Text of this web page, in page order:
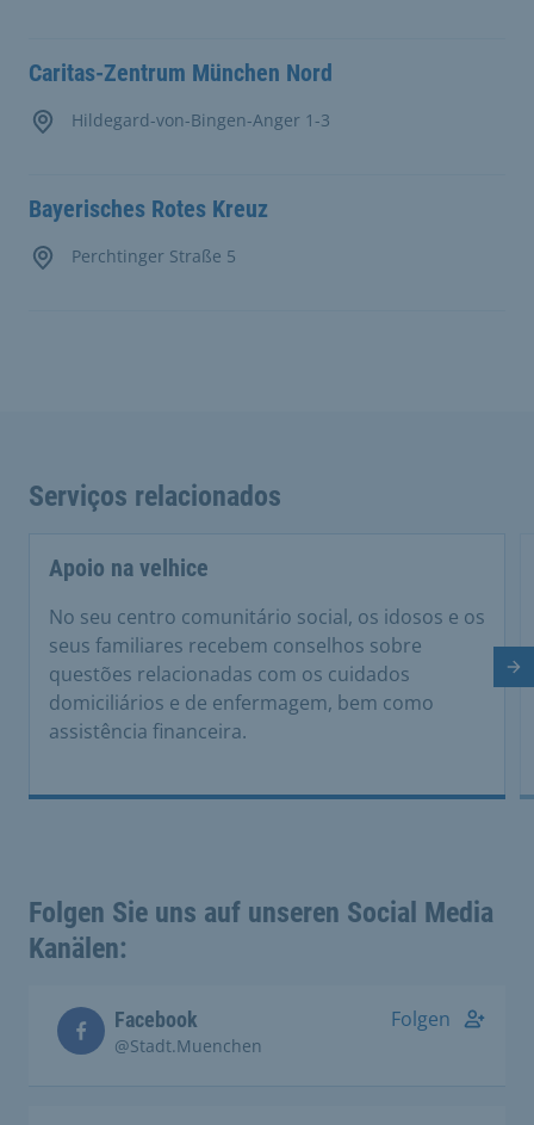
Caritas-Zentrum München Nord
Hildegard-von-Bingen-Anger 1-3
Bayerisches Rotes Kreuz
Perchtinger Straße 5
Serviços relacionados
Apoio na velhice
No seu centro comunitário social, os idosos e os
seus familiares recebem conselhos sobre
questões relacionadas com os cuidados
domiciliários e de enfermagem, bem como
assistência financeira.
Folgen Sie uns auf unseren Social Media
Kanälen:
Facebook
@Stadt.Muenchen
Folgen